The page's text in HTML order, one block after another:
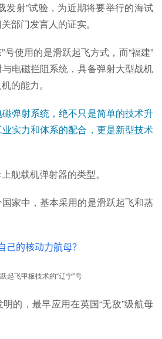
发射”试验，为近期将要举行的海试
部门发言人的证实。
号使用的是滑跃起飞方式，而“福建”
电磁拦阻系统，具备弹射大型战机
的能力。
弹射系统，绝不只是简单的技术升
实力和体系的配合，更是新型技术
舰载机弹射器的类型。
家中，基本采用的是滑跃起飞和蒸
起飞甲板技术的“辽宁”号
的，最早应用在英国“无敌”级航母